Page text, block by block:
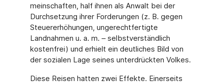
meinschaften, half ihnen als Anwalt bei der
Durchsetzung ihrer Forderungen (z. B. gegen
Steuererhöhungen, ungerechtfertigte
Landnahmen u. a. m. – selbstverständlich
kostenfrei) und erhielt ein deutliches Bild von
der sozialen Lage seines unterdrückten Volkes.
Diese Reisen hatten zwei Effekte. Einerseits